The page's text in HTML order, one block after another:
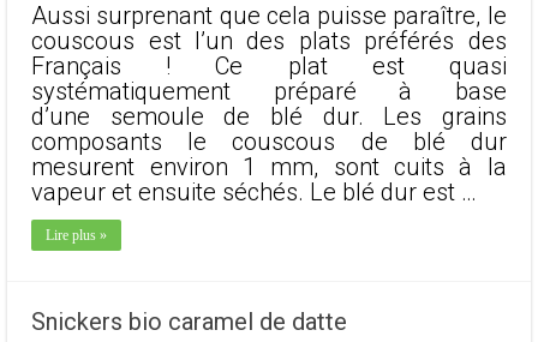
Aussi surprenant que cela puisse paraître, le
couscous est l’un des plats préférés des
Français ! Ce plat est quasi
systématiquement préparé à base
d’une semoule de blé dur. Les grains
composants le couscous de blé dur
mesurent environ 1 mm, sont cuits à la
vapeur et ensuite séchés. Le blé dur est …
Lire plus »
Snickers bio caramel de datte